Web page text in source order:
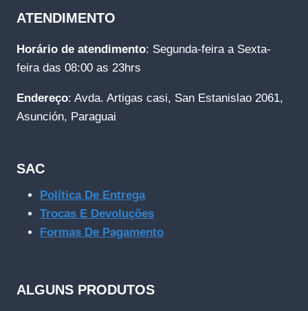
ATENDIMENTO
Horário de atendimento: Segunda-feira a Sexta-
feira das 08:00 as 23hrs
Endereço: Avda. Artigas casi, San Estanislao 2061,
Asunción, Paraguai
SAC
Política De Entrega
Trocas E Devoluções
Formas De Pagamento
ALGUNS PRODUTOS